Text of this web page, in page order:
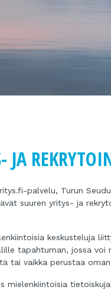
JA
palvelu, Turun
suuren yritys- ja
keskusteluja
tapahtuman, jossa
tai vaikka perustaa oman
mielenkiintoisia